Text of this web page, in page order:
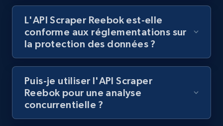
Lazada - Products
URL, Title, Rating, Reviews, Initial price, Final
price, Currency, Stock, and more.
991+ 164+ Essai gratuit
L'API Scraper Reebok est-elle
conforme aux réglementations sur
la protection des données ?
Puis-je utiliser l'API Scraper
Reebok pour une analyse
concurrentielle ?